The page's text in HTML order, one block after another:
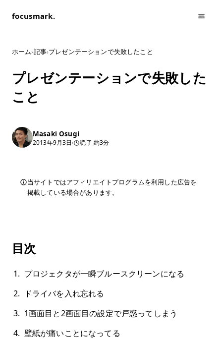
focusmark.
ホーム›記事›プレゼンテーションで失敗したこと
プレゼンテーションで失敗した
こと
Masaki Osugi
2013年9月3日 読了 約3分
当サイトではアフィリエイトプログラムを利用した広告を
掲載している場合があります。
目次
プロジェクタが一瞬ブルースクリーンになる
ドライバを入れ忘れる
1画面目と2画面目の設定で戸惑ってしまう
壁紙が痛いことになってる